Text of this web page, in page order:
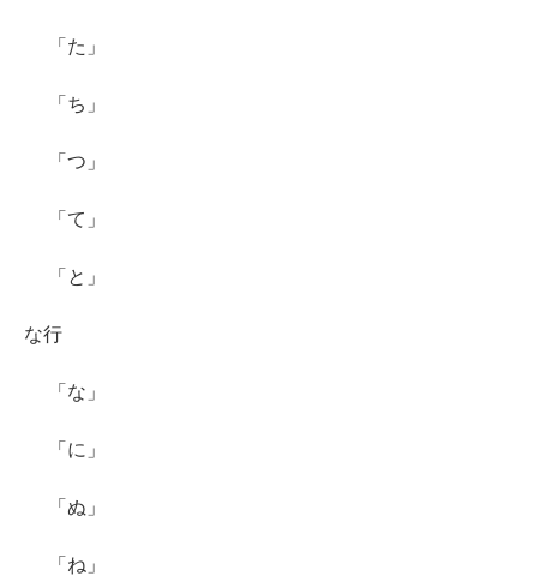
「た」
「ち」
「つ」
「て」
「と」
な行
「な」
「に」
「ぬ」
「ね」